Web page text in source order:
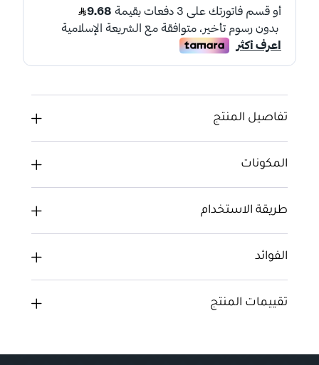
تفاصيل المنتج
المكونات
طريقة الاستخدام
الفوائد
تقييمات المنتج